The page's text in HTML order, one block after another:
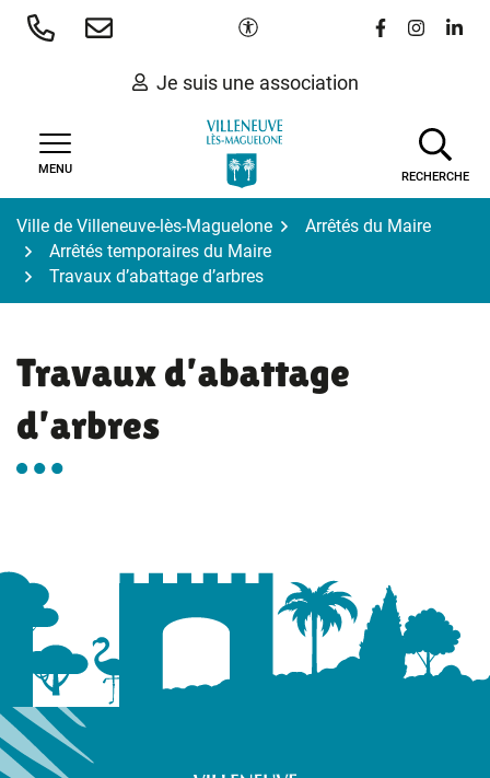
Aller
Paramètres d'accessibilité
Lien vers le
Lien vers
Lien
Je suis une association
MENU
RECHERCHE
Ville de Villeneuve-lès-Maguelone
Arrêtés du Maire
Arrêtés temporaires du Maire
Travaux d’abattage d’arbres
Travaux d’abattage
d’arbres